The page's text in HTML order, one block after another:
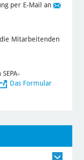
per E-Mail an
Mitarbeitenden
Das Formular